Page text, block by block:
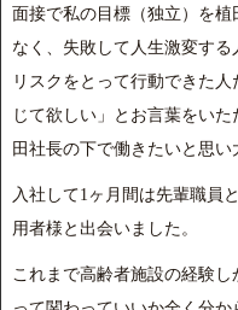
面接で私の目標（独立）を
なく、失敗して人生激変す
リスクをとって行動できた
じて欲しい」とお言葉をい
田社長の下で働きたいと思い
入社して1ヶ月間は先輩職員
用者様と出会いました。
これまで高齢者施設の経験